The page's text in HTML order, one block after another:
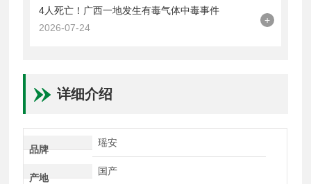
4人死亡！广西一地发生有毒气体中毒事件
2026-07-24
+
详细介绍
品牌
瑶安
产地
国产